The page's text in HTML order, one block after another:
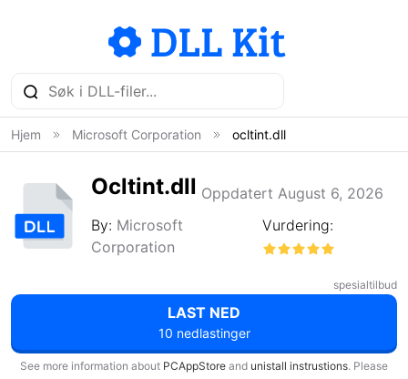
Hjem Microsoft Corporation ocltint.dll
Ocltint.dll Oppdatert August 6, 2026
By: Microsoft
Corporation
Vurdering:
spesialtilbud
LAST NED
10 nedlastinger
See more information about PCAppStore and unistall instrustions. Please